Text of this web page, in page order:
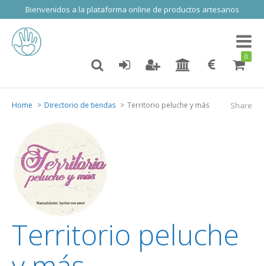
Bienvenidos a la plataforma online de productos artesanos
Toggle
0
Share
Home Directorio de tiendas Territorio peluche y más
Territorio peluche